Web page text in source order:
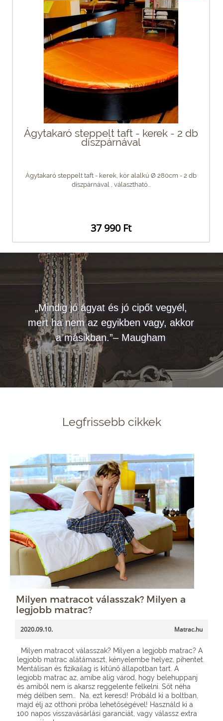
Ágytakaró steppelt taft - kerek - 2 db
díszpárnával
Ágytakaró steppelt taft - kerek, kör alalkú Ø 280cm - 2 db
díszpárnával , választható...
37 990 Ft
„Mindig jó ágyat és jó cipőt vegyél,
mert ha nem az egyikben vagy, akkor
a másikban.”– Maugham
Legfrissebb cikkek
Milyen matracot válasszak? Milyen a
legjobb matrac?
2020.09.10. Matrac.hu
Milyen matracot válasszak? Milyen a legjobb matrac? A
legjobb matrac alátámaszt, kényelembe helyez, pihentet.
Mentálisan és fizikailag is kitűnő állapotban tart. A
legjobb matrac az, amibe alig várod, hogy belehuppanj
és amiből nem is akarsz reggelente felkelni. Sőt néha
még délben sem… Na, ezt keresd! Próbáld ki a boltban,
majd élj az otthoni próba lehetőségével! Használd ki a
100 napos visszavásárlási garanciát, vagy válassz extra